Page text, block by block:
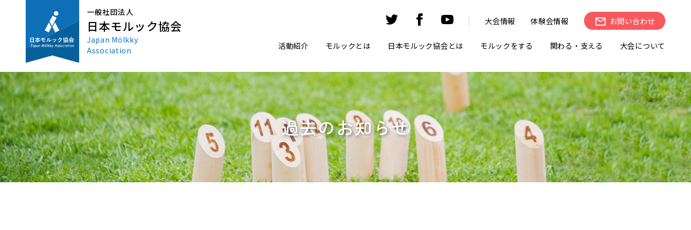
一般社団法人
日本モルック協会
Japan Mölkky
Association
大会情報 体験会情報 お問い合わせ
活動紹介 モルックとは 日本モルック協会とは モルックをする 関わる・支える 大会について
過去のお知らせ